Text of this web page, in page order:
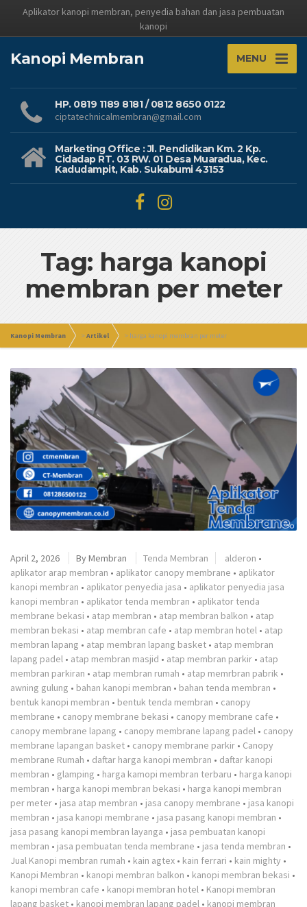
Aplikator kanopi membran, penyedia bahan dan jasa pembuatan
kanopi
Kanopi Membran MENU
HP. 0819 1189 8181 / 0812 8650 0122
ciptatechnicalmembran@gmail.com
Marketing Office : Jl. Pendidikan Km. 2 Kp.
Cidadap RT. 03 RW. 01 Desa Muaradua, Kec.
Kadudampit, Kab. Sukabumi 43153
Tag: harga kanopi
membran per meter
Kanopi Membran >Artikel > harga kanopi membran per meter
April 2, 2026 ByMembran Tenda Membran alderon •
aplikator arap membran • aplikator canopy membrane • aplikator
kanopi membran • aplikator penyedia jasa • aplikator penyedia jasa
kanopi membran • aplikator tenda membran • aplikator tenda
membrane bekasi • atap membran • atap membran balkon • atap
membran bekasi • atap membran cafe • atap membran hotel • atap
membran lapang • atap membran lapang basket • atap membran
lapang padel • atap membran masjid • atap membran parkir • atap
membran parkiran • atap membran rumah • atap memrbran pabrik •
awning gulung • bahan kanopi membran • bahan tenda membran •
bentuk kanopi membran • bentuk tenda membran • canopy
membrane • canopy membrane bekasi • canopy membrane cafe •
canopy membrane lapang • canopy membrane lapang padel • canopy
membrane lapangan basket • canopy membrane parkir • Canopy
membrane Rumah • daftar harga kanopi membran • daftar kanopi
membran • glamping • harga kamopi membran terbaru • harga kanopi
membran • harga kanopi membran bekasi • harga kanopi membran
per meter • jasa atap membran • jasa canopy membrane • jasa kanopi
membran • jasa kanopi membrane • jasa pasang kanopi membran •
jasa pasang kanopi membran layanga • jasa pembuatan kanopi
membran • jasa pembuatan tenda membrane • jasa tenda membran •
Jual Kanopi membran rumah • kain agtex • kain ferrari • kain mighty •
Kanopi Membran • kanopi membran balkon • kanopi membran bekasi •
kanopi membran cafe • kanopi membran hotel • Kanopi membran
lapang basket • kanopi membran lapang padel • kanopi membran